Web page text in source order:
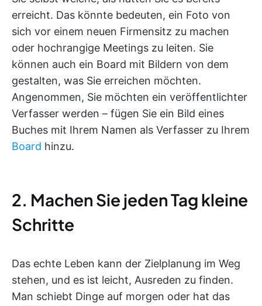
erreicht. Das könnte bedeuten, ein Foto von
sich vor einem neuen Firmensitz zu machen
oder hochrangige Meetings zu leiten. Sie
können auch ein Board mit Bildern von dem
gestalten, was Sie erreichen möchten.
Angenommen, Sie möchten ein veröffentlichter
Verfasser werden – fügen Sie ein Bild eines
Buches mit Ihrem Namen als Verfasser zu Ihrem
Board hinzu.
2. Machen Sie jeden Tag kleine
Schritte
Das echte Leben kann der Zielplanung im Weg
stehen, und es ist leicht, Ausreden zu finden.
Man schiebt Dinge auf morgen oder hat das